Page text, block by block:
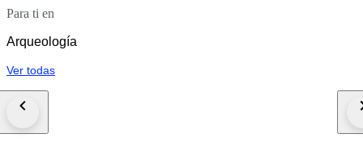
Para ti en
Arqueología
Ver todas